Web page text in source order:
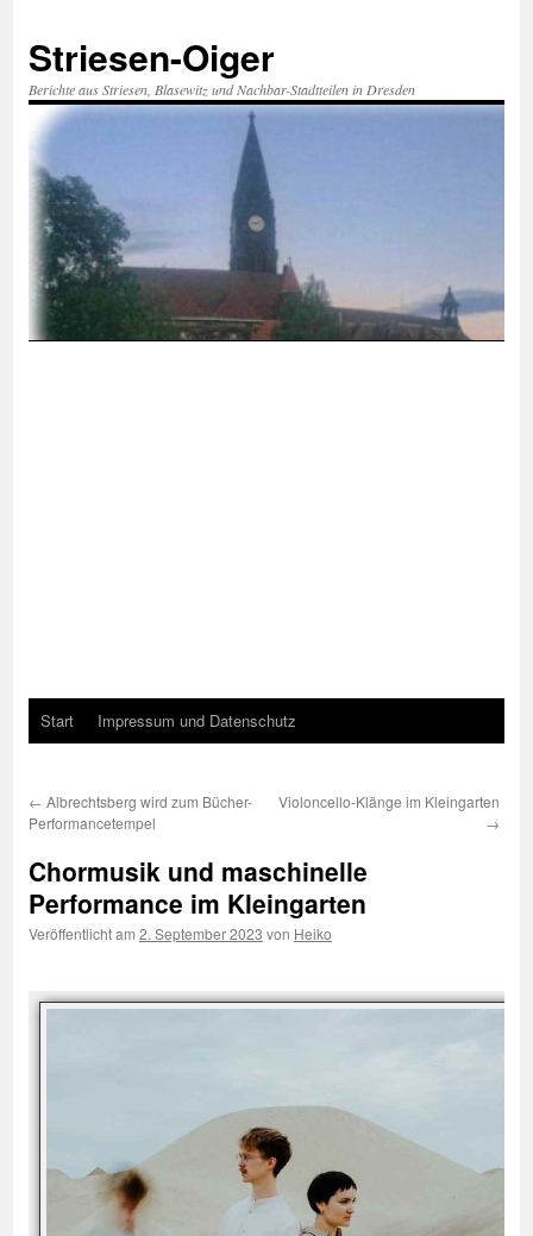
springen
Striesen-Oiger
Berichte aus Striesen, Blasewitz und Nachbar-Stadtteilen in Dresden
Start Impressum und Datenschutz
← Albrechtsberg wird zum Bücher-
Performancetempel
Violoncello-Klänge im Kleingarten
→
Chormusik und maschinelle
Performance im Kleingarten
Veröffentlicht am 2. September 2023 von Heiko